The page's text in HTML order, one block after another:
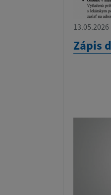
13.05.2026
Zápis